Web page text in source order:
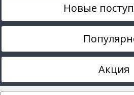
Новые
Акция